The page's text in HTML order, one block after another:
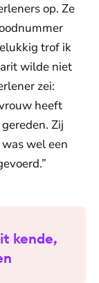
op. Ze
trof ik
wilde niet
zei:
heeft
Zij
wel een
kende,